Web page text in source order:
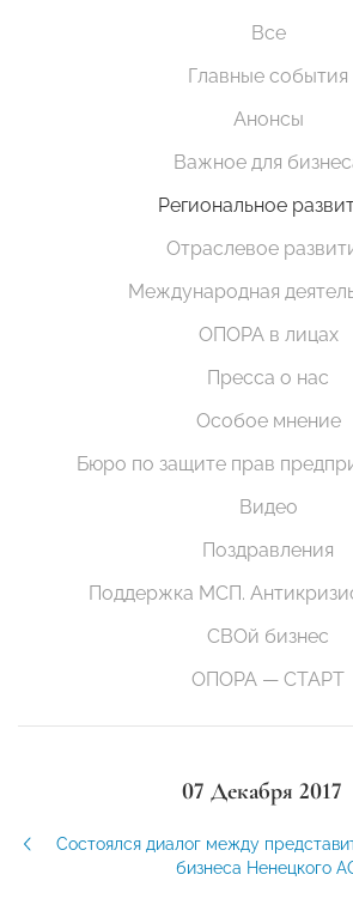
Все
Главные события
Анонсы
Важное для
Региональное
Отраслевое
Международная
ОПОРА в лицах
Пресса о нас
Особое мнение
Бюро по защите прав
Видео
Поздравления
Поддержка МСП.
СВОй бизнес
ОПОРА — СТАРТ
07 Декабря 2017
Состоялся диалог между
бизнеса Ненецкого